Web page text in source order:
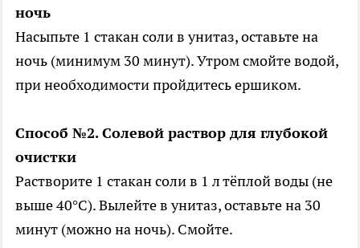
ночь
Насыпьте 1 стакан соли в унитаз, оставьте на
ночь (минимум 30 минут). Утром смойте водой,
при необходимости пройдитесь ершиком.
Способ №2. Солевой раствор для глубокой
очистки
Растворите 1 стакан соли в 1 л тёплой воды (не
выше 40°C). Вылейте в унитаз, оставьте на 30
минут (можно на ночь). Смойте.